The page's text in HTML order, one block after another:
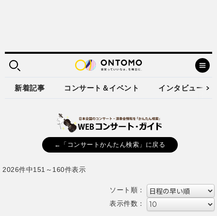
新着記事 コンサート＆イベント インタビュー
←「コンサートかんたん検索」に戻る
2026件中151～160件表示
ソート順：
表示件数：